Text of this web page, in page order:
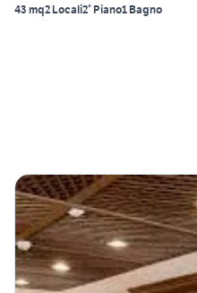
43 mq2 Locali2° Piano1 Bagno